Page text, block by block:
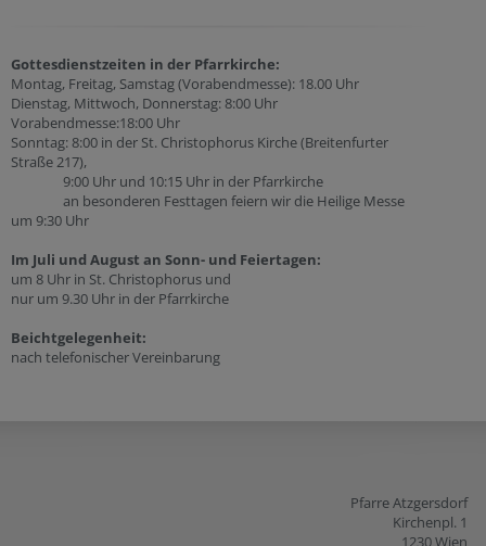
Gottesdienstzeiten in der Pfarrkirche:
Montag, Freitag, Samstag (Vorabendmesse): 18.00 Uhr
Dienstag, Mittwoch, Donnerstag: 8:00 Uhr
Vorabendmesse:18:00 Uhr
Sonntag: 8:00 in der St. Christophorus Kirche (Breitenfurter
Straße 217),
9:00 Uhr und 10:15 Uhr in der Pfarrkirche
an besonderen Festtagen feiern wir die Heilige Messe
um 9:30 Uhr
Im Juli und August an Sonn- und Feiertagen:
um 8 Uhr in St. Christophorus und
nur um 9.30 Uhr in der Pfarrkirche
Beichtgelegenheit:
nach telefonischer Vereinbarung
Pfarre Atzgersdorf
Kirchenpl. 1
1230 Wien